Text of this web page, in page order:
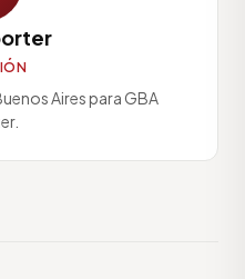
Aires para GBA